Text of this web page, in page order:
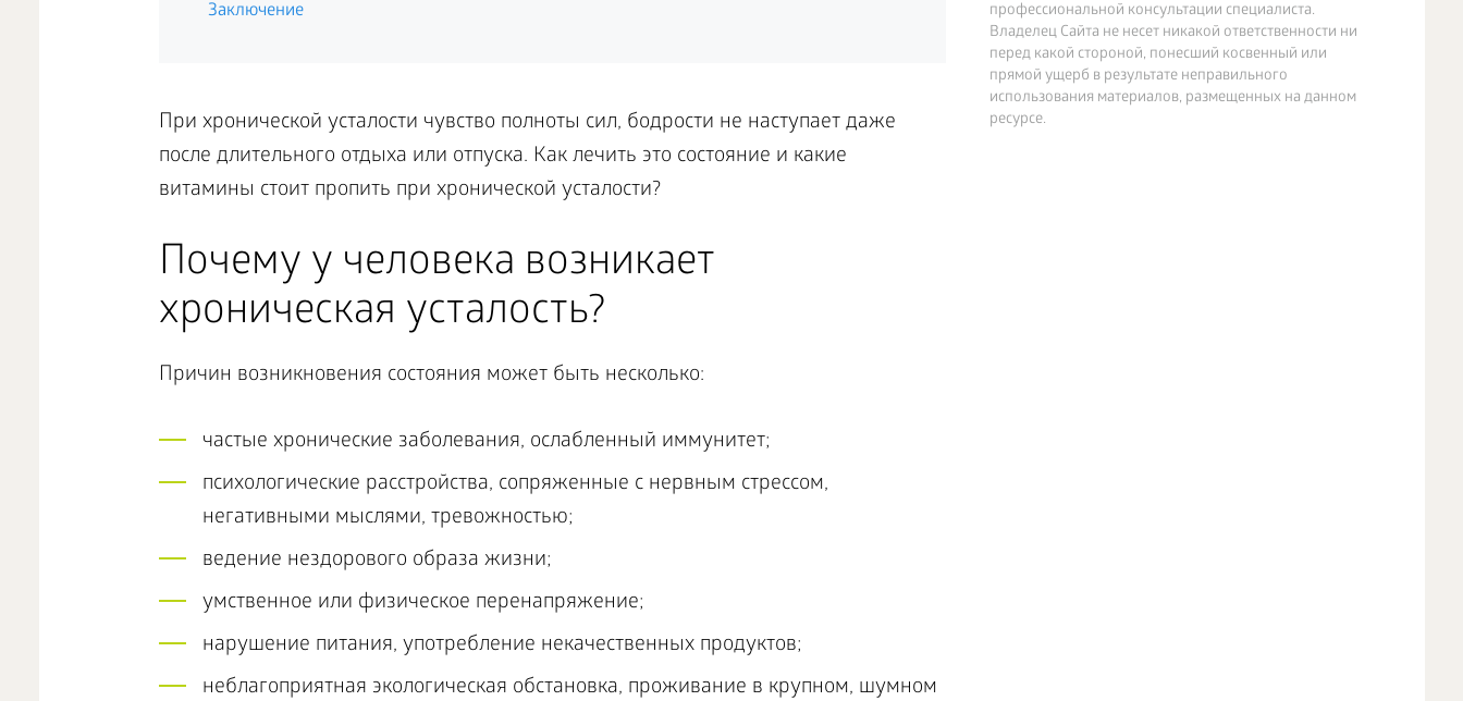
профессиональной консультации специалиста.
Владелец Сайта не несет никакой ответственности ни
перед какой стороной, понесший косвенный или
прямой ущерб в результате неправильного
использования материалов, размещенных на данном
ресурсе.
Заключение
При хронической усталости чувство полноты сил, бодрости не наступает даже
после длительного отдыха или отпуска. Как лечить это состояние и какие
витамины стоит пропить при хронической усталости?
Почему у человека возникает
хроническая усталость?
Причин возникновения состояния может быть несколько:
частые хронические заболевания, ослабленный иммунитет;
психологические расстройства, сопряженные с нервным стрессом,
негативными мыслями, тревожностью;
ведение нездорового образа жизни;
умственное или физическое перенапряжение;
нарушение питания, употребление некачественных продуктов;
неблагоприятная экологическая обстановка, проживание в крупном, шумном